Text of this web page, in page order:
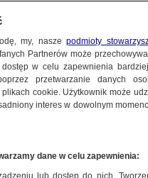
na skróty
my, naszepodmioty
Partnerów może
w celu zapewnienia
przetwarzanie danych
cookie. Użytkownik może
interes w dowolnym
dane w celu zapewnienia:
lub dostęp do nich.